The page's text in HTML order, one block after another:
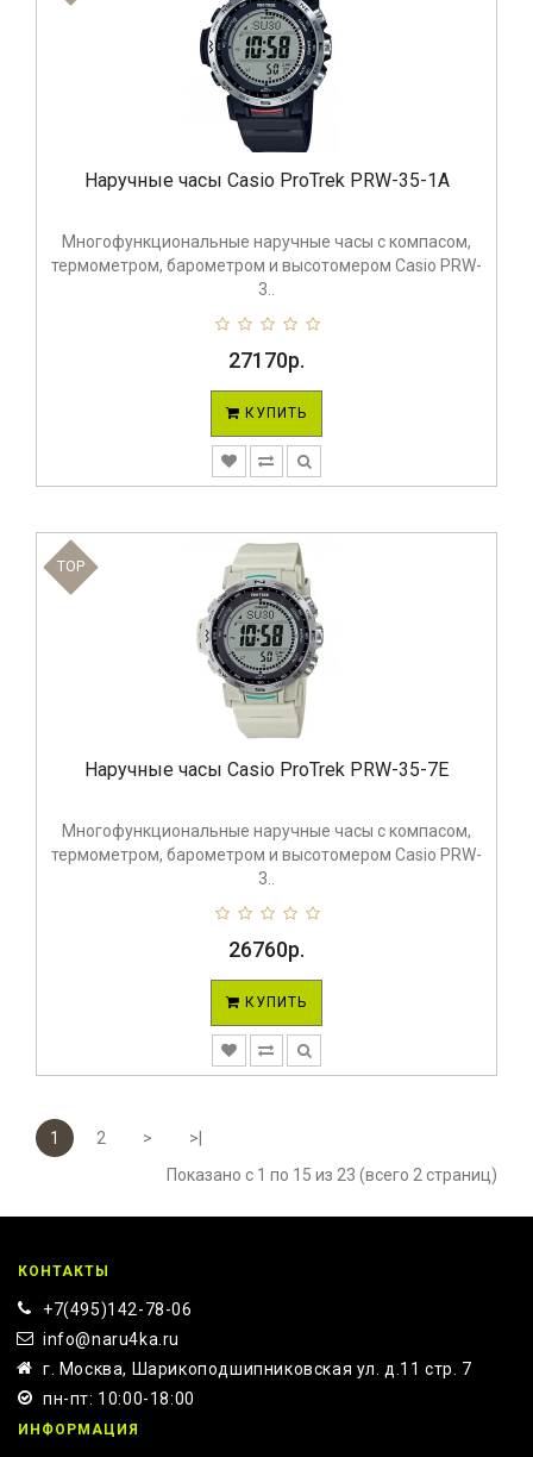
Наручные часы Casio ProTrek PRW-35-1A
Многофункциональные наручные часы с компасом,
термометром, барометром и высотомером Casio PRW-
3..
27170р.
КУПИТЬ
TOP
Наручные часы Casio ProTrek PRW-35-7E
Многофункциональные наручные часы с компасом,
термометром, барометром и высотомером Casio PRW-
3..
26760р.
КУПИТЬ
1 2 >
>|
Показано с 1 по 15 из 23 (всего 2 страниц)
КОНТАКТЫ
+7(495)142-78-06
info@naru4ka.ru
г. Москва, Шарикоподшипниковская ул. д.11 стр. 7
пн-пт: 10:00-18:00
ИНФОРМАЦИЯ